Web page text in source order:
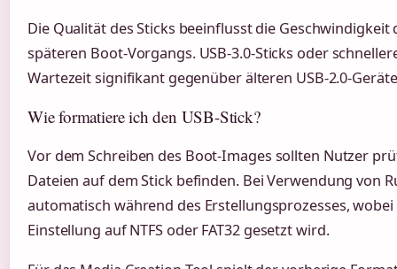
Die Qualität des Sticks beeinflusst die
späteren Boot-Vorgangs. USB-3.0-Sticks oder
Wartezeit signifikant gegenüber älteren USB-2.0-
Wie formatiere ich den USB-Stick?
Vor dem Schreiben des Boot-Images sollten Nutzer
Dateien auf dem Stick befinden. Bei Verwendung von
automatisch während des Erstellungsprozesses,
Einstellung auf NTFS oder FAT32 gesetzt wird.